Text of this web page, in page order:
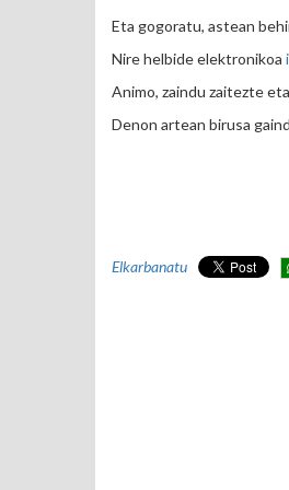
Eta gogoratu, astean
Nire helbide elektronikoa
Animo, zaindu zaitezte
Denon artean birusa
Elkarbanatu